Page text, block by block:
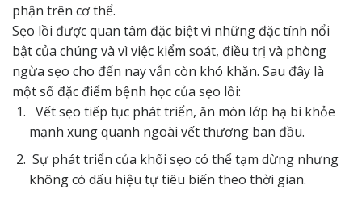
phận trên cơ thể.
Sẹo lồi được quan tâm đặc biệt vì những đặc tính nổi
bật của chúng và vì việc kiểm soát, điều trị và phòng
ngừa sẹo cho đến nay vẫn còn khó khăn. Sau đây là
một số đặc điểm bệnh học của sẹo lồi:
Vết sẹo tiếp tục phát triển, ăn mòn lớp hạ bì khỏe
mạnh xung quanh ngoài vết thương ban đầu.
Sự phát triển của khối sẹo có thể tạm dừng nhưng
không có dấu hiệu tự tiêu biến theo thời gian.